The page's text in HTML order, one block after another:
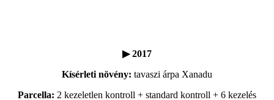
▶ 2017
Kísérleti növény: tavaszi árpa Xanadu
Parcella: 2 kezeletlen kontroll + standard kontroll + 6 kezelés